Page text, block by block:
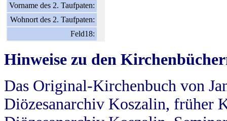
Vorname des 2. Taufpaten:
Wohnort des 2. Taufpaten:
Feld18:
Hinweise zu den
Das Original-Kirchenbuch von
Diözesanarchiv Koszalin, früher